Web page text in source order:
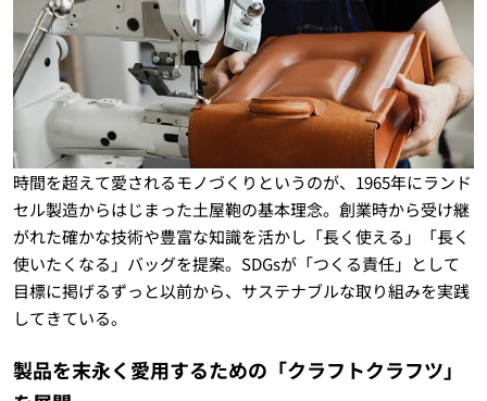
時間を超えて愛されるモノづくりというのが、1965年にランド
セル製造からはじまった土屋鞄の基本理念。創業時から受け継
がれた確かな技術や豊富な知識を活かし「長く使える」「長く
使いたくなる」バッグを提案。SDGsが「つくる責任」として
目標に掲げるずっと以前から、サステナブルな取り組みを実践
してきている。
製品を末永く愛用するための「クラフトクラフツ」